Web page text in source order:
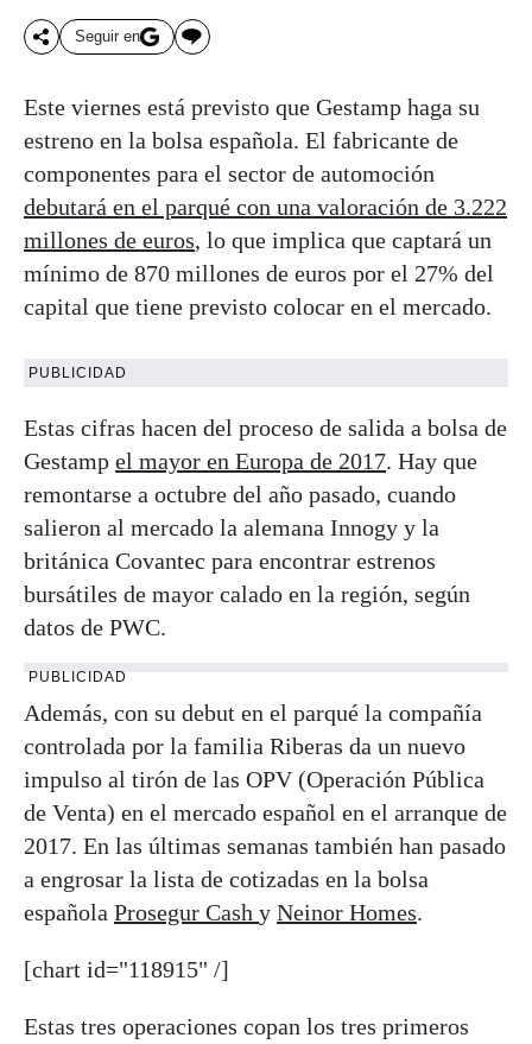
Seguir en
Este viernes está previsto que Gestamp haga su
estreno en la bolsa española. El fabricante de
componentes para el sector de automoción
debutará en el parqué con una valoración de 3.222
millones de euros, lo que implica que captará un
mínimo de 870 millones de euros por el 27% del
capital que tiene previsto colocar en el mercado.
PUBLICIDAD
Estas cifras hacen del proceso de salida a bolsa de
Gestamp el mayor en Europa de 2017. Hay que
remontarse a octubre del año pasado, cuando
salieron al mercado la alemana Innogy y la
británica Covantec para encontrar estrenos
bursátiles de mayor calado en la región, según
datos de PWC.
PUBLICIDAD
Además, con su debut en el parqué la compañía
controlada por la familia Riberas da un nuevo
impulso al tirón de las OPV (Operación Pública
de Venta) en el mercado español en el arranque de
2017. En las últimas semanas también han pasado
a engrosar la lista de cotizadas en la bolsa
española Prosegur Cash y Neinor Homes.
[chart id="118915" /]
Estas tres operaciones copan los tres primeros